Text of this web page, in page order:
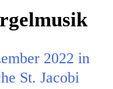
2022 in
St. Jacobi